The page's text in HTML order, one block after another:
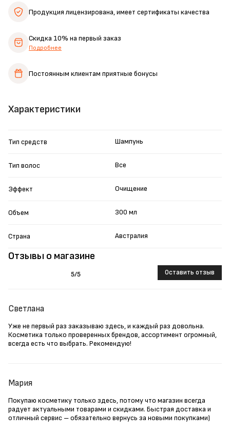
Отзывы о магазине
5/5 Оставить отзыв
Светлана
Уже не первый раз заказываю здесь, и каждый раз довольна.
Косметика только проверенных брендов, ассортимент огромный,
всегда есть что выбрать. Рекомендую!
Мария
Покупаю косметику только здесь, потому что магазин всегда
радует актуальными товарами и скидками. Быстрая доставка и
отличный сервис – обязательно вернусь за новыми покупками)
Характеристики
Тип средств Шампунь
Тип волос Все
Эффект Очищение
Объем 300 мл
Страна Австралия
Продукция лицензирована,имеет сертификаты качества
Скидка 10% на первый заказ
Подробнее
Постоянным клиентам приятные бонусы